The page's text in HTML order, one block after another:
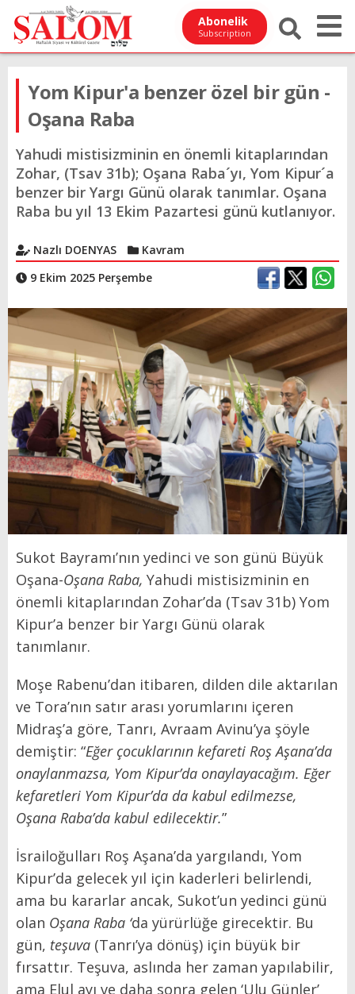
Abonelik
Subscription
Yom Kipur'a benzer özel bir gün -
Oşana Raba
Yahudi mistisizminin en önemli kitaplarından
Zohar, (Tsav 31b); Oşana Raba´yı, Yom Kipur´a
benzer bir Yargı Günü olarak tanımlar. Oşana
Raba bu yıl 13 Ekim Pazartesi günü kutlanıyor.
Nazlı DOENYAS
Kavram
9 Ekim 2025 Perşembe
Sukot Bayramı’nın yedinci ve son günü Büyük
Oşana-Oşana Raba, Yahudi mistisizminin en
önemli kitaplarından Zohar’da (Tsav 31b) Yom
Kipur’a benzer bir Yargı Günü olarak
tanımlanır.
Moşe Rabenu’dan itibaren, dilden dile aktarılan
ve Tora’nın satır arası yorumlarını içeren
Midraş’a göre, Tanrı, Avraam Avinu’ya şöyle
demiştir: “Eğer çocuklarının kefareti Roş Aşana’da
onaylanmazsa, Yom Kipur’da onaylayacağım. Eğer
kefaretleri Yom Kipur’da da kabul edilmezse,
Oşana Raba’da kabul edilecektir.”
İsrailoğulları Roş Aşana’da yargılandı, Yom
Kipur’da gelecek yıl için kaderleri belirlendi,
ama bu kararlar ancak, Sukot’un yedinci günü
olan Oşana Raba ‘da yürürlüğe girecektir. Bu
gün, teşuva (Tanrı’ya dönüş) için büyük bir
fırsattır. Teşuva, aslında her zaman yapılabilir,
ama Elul ayı ve daha sonra gelen ‘Ulu Günler’